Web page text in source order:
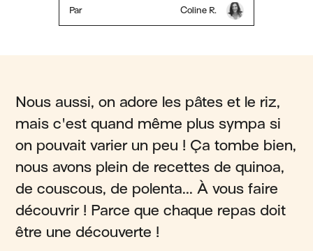
Par Coline R.
Nous aussi, on adore les pâtes et le riz,
mais c'est quand même plus sympa si
on pouvait varier un peu ! Ça tombe bien,
nous avons plein de recettes de quinoa,
de couscous, de polenta... À vous faire
découvrir ! Parce que chaque repas doit
être une découverte !